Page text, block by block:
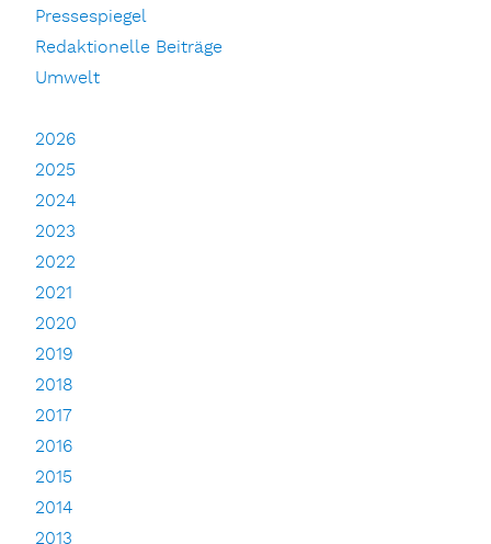
Pressespiegel
Redaktionelle Beiträge
Umwelt
2026
2025
2024
2023
2022
2021
2020
2019
2018
2017
2016
2015
2014
2013